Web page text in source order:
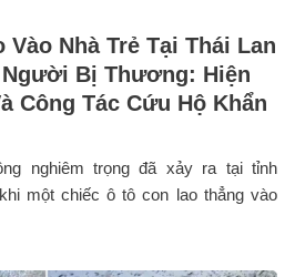
Vào Nhà Trẻ Tại Thái Lan
Bị Thương: Hiện
Công Tác Cứu Hộ Khẩn
nghiêm trọng đã xảy ra tại tỉnh
một chiếc ô tô con lao thẳng vào